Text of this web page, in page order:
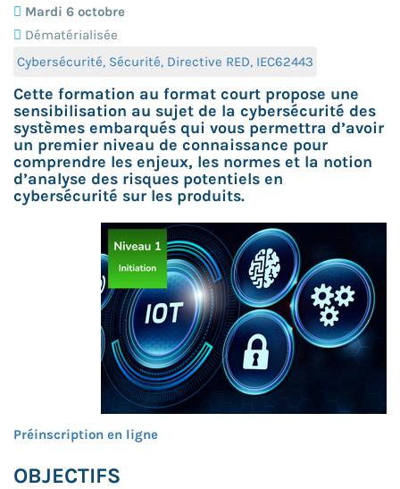
Mardi 6 octobre
Dématérialisée
Cybersécurité, Sécurité, Directive RED, IEC62443
Cette formation au format court propose une
sensibilisation au sujet de la cybersécurité des
systèmes embarqués qui vous permettra d’avoir
un premier niveau de connaissance pour
comprendre les enjeux, les normes et la notion
d’analyse des risques potentiels en
cybersécurité sur les produits.
Préinscription en ligne
OBJECTIFS